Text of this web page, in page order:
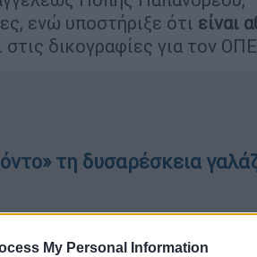
My Personal Information
ενώ υποστήριξε ότι είναι
δικογραφίες για τον
τη δυσαρέσκεια